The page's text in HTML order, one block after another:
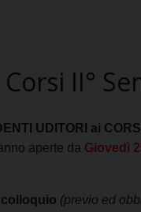
II°
UDITORI ai
aperte da Giovedì
colloquio (previo ed